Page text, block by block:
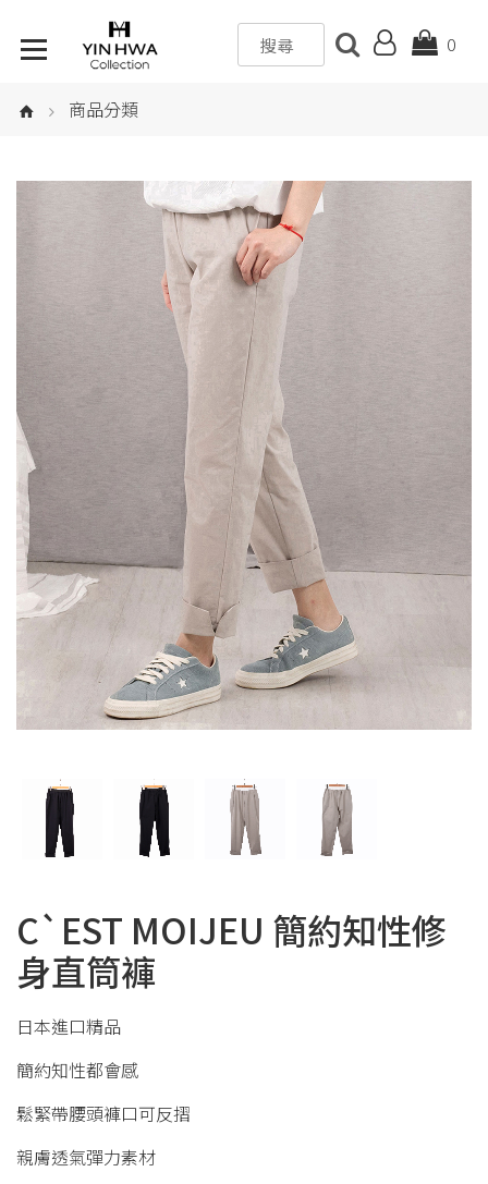
0
商品分類
C`EST MOIJEU 簡約知性修
身直筒褲
日本進口精品
簡約知性都會感
鬆緊帶腰頭褲口可反摺
親膚透氣彈力素材